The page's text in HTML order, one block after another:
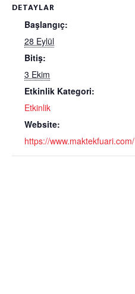
DETAYLAR
Başlangıç:
28 Eylül
Bitiş:
3 Ekim
Etkinlik Kategori:
Etkinlik
Website:
https://www.maktekfuari.com/